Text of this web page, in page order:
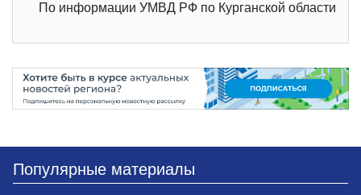
По информации УМВД РФ по Курганской области
Популярные материалы